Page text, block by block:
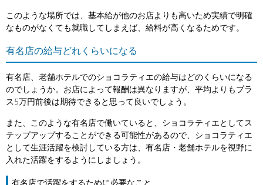
このような場所では、基本給が他のお店よりも高いため実績で明確
なものがなくても就職してしまえば、給料が高くなるためです。
有名店の給与どれくらいになる
有名店、老舗ホテルでのショコラティエの給与はどのくらいになる
のでしょうか。お店によって報酬は異なりますが、平均よりもプラ
ス5万円前後は期待できると思って良いでしょう。
また、このような有名店で働いていると、ショコラティエとしてス
テップアップすることができる可能性があるので、ショコラティエ
として生涯活躍を検討している方は、有名店・老舗ホテルを視野に
入れた活躍をするようにしましょう。
有名店で活躍をするために必要なこと